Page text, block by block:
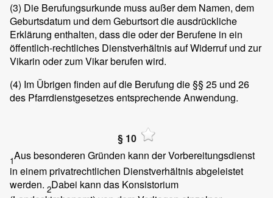
(3) Die Berufungsurkunde muss außer dem Namen, dem
Geburtsdatum und dem Geburtsort die ausdrückliche
Erklärung enthalten, dass die oder der Berufene in ein
öffentlich-rechtliches Dienstverhältnis auf Widerruf und zur
Vikarin oder zum Vikar berufen wird.
(4) Im Übrigen finden auf die Berufung die §§ 25 und 26
des Pfarrdienstgesetzes entsprechende Anwendung.
§ 10
1Aus besonderen Gründen kann der Vorbereitungsdienst
in einem privatrechtlichen Dienstverhältnis abgeleistet
werden. 2Dabei kann das Konsistorium